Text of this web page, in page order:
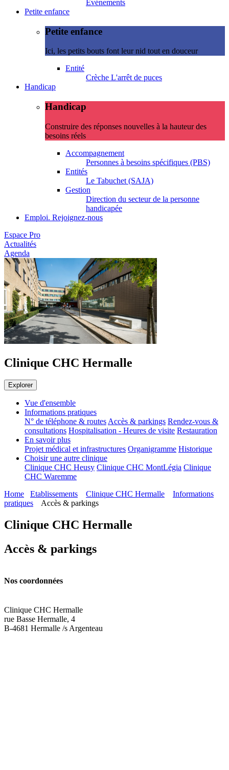
Evénements
Petite enfance
Petite enfance
Ici, les petits bouts font leur nid tout en douceur
Entité
Crèche L'arrêt de puces
Handicap
Handicap
Construire des réponses nouvelles à la hauteur des
besoins réels
Accompagnement
Personnes à besoins spécifiques (PBS)
Entités
Le Tabuchet (SAJA)
Gestion
Direction du secteur de la personne
handicapée
Emploi. Rejoignez-nous
Espace Pro
Actualités
Agenda
Clinique CHC Hermalle
Explorer
Vue d'ensemble
Informations pratiques
N° de téléphone & routesAccès & parkings Rendez-vous &
consultations Hospitalisation - Heures de visite Restauration
En savoir plus
Projet médical et infrastructures Organigramme Historique
Choisir une autre clinique
Clinique CHC Heusy Clinique CHC MontLégia Clinique
CHC Waremme
Home
Etablissements Clinique CHC Hermalle
Informations
pratiques
Accès & parkings
Clinique CHC Hermalle
Accès & parkings
Nos coordonnées
Clinique CHC Hermalle
rue Basse Hermalle, 4
B-4681 Hermalle /s Argenteau